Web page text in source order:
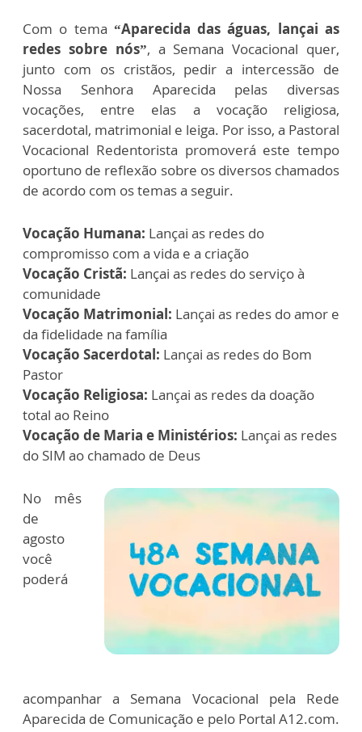
Com o tema “Aparecida das águas, lançai as
redes sobre nós”, a Semana Vocacional quer,
junto com os cristãos, pedir a intercessão de
Nossa Senhora Aparecida pelas diversas
vocações, entre elas a vocação religiosa,
sacerdotal, matrimonial e leiga. Por isso, a Pastoral
Vocacional Redentorista promoverá este tempo
oportuno de reflexão sobre os diversos chamados
de acordo com os temas a seguir.
Vocação Humana: Lançai as redes do
compromisso com a vida e a criação
Vocação Cristã: Lançai as redes do serviço à
comunidade
Vocação Matrimonial: Lançai as redes do amor e
da fidelidade na família
Vocação Sacerdotal: Lançai as redes do Bom
Pastor
Vocação Religiosa: Lançai as redes da doação
total ao Reino
Vocação de Maria e Ministérios: Lançai as redes
do SIM ao chamado de Deus
No mês
de
agosto
você
poderá
acompanhar a Semana Vocacional pela Rede
Aparecida de Comunicação e pelo Portal A12.com.